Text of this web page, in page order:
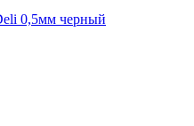
0,5мм черный